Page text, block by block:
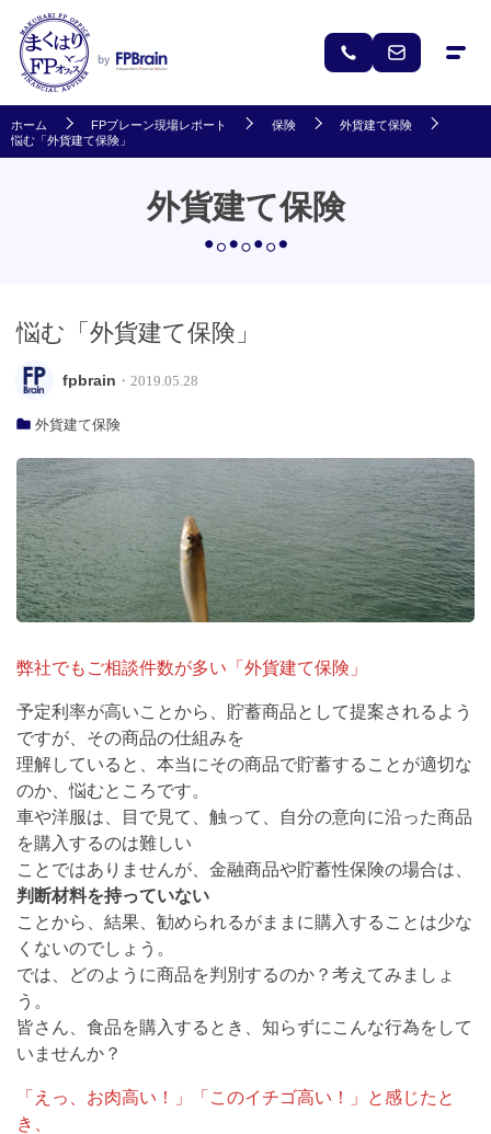
外貨建て保険
ホーム FPブレーン現場レポート 保険
外貨建て保険
悩む「外貨建て保険」
悩む「外貨建て保険」
fpbrain ・2019.05.28
外貨建て保険
弊社でもご相談件数が多い「外貨建て保険」
予定利率が高いことから、貯蓄商品として提案されるよう
ですが、その商品の仕組みを
理解していると、本当にその商品で貯蓄することが適切な
のか、悩むところです。
車や洋服は、目で見て、触って、自分の意向に沿った商品
を購入するのは難しい
ことではありませんが、金融商品や貯蓄性保険の場合は、
判断材料を持っていない
ことから、結果、勧められるがままに購入することは少な
くないのでしょう。
では、どのように商品を判別するのか？考えてみましょ
う。
皆さん、食品を購入するとき、知らずにこんな行為をして
いませんか？
「えっ、お肉高い！」「このイチゴ高い！」と感じたと
き、